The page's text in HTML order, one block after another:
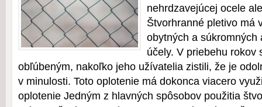
nehrdzavejúcej ocele
Štvorhranné pletivo má
obytných a súkromných
účely. V priebehu rokov
obľúbeným, nakoľko jeho užívatelia zistili, že je
v minulosti. Toto oplotenie má dokonca viacero
oplotenie Jedným z hlavných spôsobov použitia